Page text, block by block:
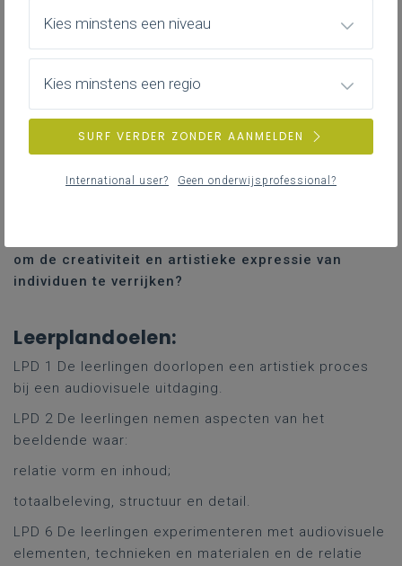
Gekoppelde leerplannen
Onderzoeksvraag:
Wat zijn de specifieke strategieën en technieken
om de creativiteit en artistieke expressie van
individuen te verrijken?
Leerplandoelen:​
LPD 1 De leerlingen doorlopen een artistiek proces
bij een audiovisuele uitdaging.
LPD 2 De leerlingen nemen aspecten van het
beeldende waar:
relatie vorm en inhoud;
totaalbeleving, structuur en detail.
LPD 6 De leerlingen experimenteren met audiovisuele
elementen, technieken en materialen en de relatie
Kies minstens een niveau
Kies minstens een regio
SURF VERDER ZONDER AANMELDEN
International user? Geen onderwijsprofessional?